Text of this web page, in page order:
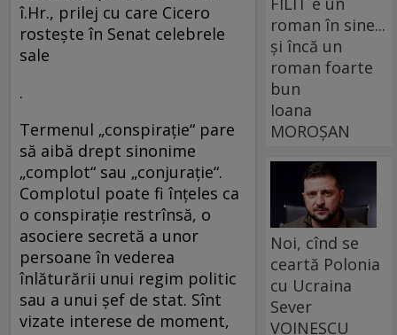
î.Hr., prilej cu care Cicero
rosteşte în Senat celebrele
sale
.
Termenul „conspiraţie“ pare
să aibă drept sinonime
„complot“ sau „conjuraţie“.
Complotul poate fi înţeles ca
o conspiraţie restrînsă, o
asociere secretă a unor
persoane în vederea
înlăturării unui regim politic
sau a unui şef de stat. Sînt
vizate interese de moment,
roman în sine...
și încă un
roman foarte
bun
Ioana
MOROȘAN
Noi, cînd se
ceartă Polonia
cu Ucraina
Sever
VOINESCU